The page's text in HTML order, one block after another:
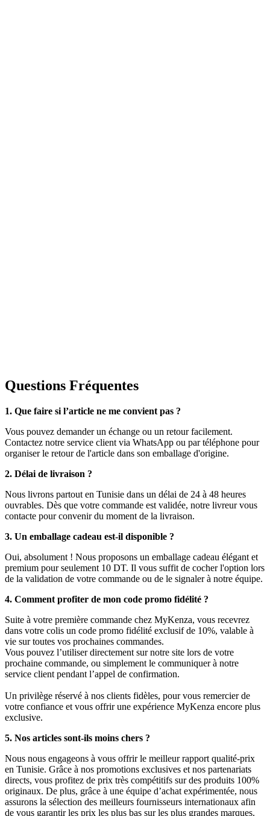
Questions Fréquentes
1. Que faire si l’article ne me convient pas ?
Vous pouvez demander un échange ou un retour facilement.
Contactez notre service client via WhatsApp ou par téléphone pour
organiser le retour de l'article dans son emballage d'origine.
2. Délai de livraison ?
Nous livrons partout en Tunisie dans un délai de 24 à 48 heures
ouvrables. Dès que votre commande est validée, notre livreur vous
contacte pour convenir du moment de la livraison.
3. Un emballage cadeau est-il disponible ?
Oui, absolument ! Nous proposons un emballage cadeau élégant et
premium pour seulement 10 DT. Il vous suffit de cocher l'option lors
de la validation de votre commande ou de le signaler à notre équipe.
4. Comment profiter de mon code promo fidélité ?
Suite à votre première commande chez MyKenza, vous recevrez
dans votre colis un code promo fidélité exclusif de 10%, valable à
vie sur toutes vos prochaines commandes.
Vous pouvez l’utiliser directement sur notre site lors de votre
prochaine commande, ou simplement le communiquer à notre
service client pendant l’appel de confirmation.
Un privilège réservé à nos clients fidèles, pour vous remercier de
votre confiance et vous offrir une expérience MyKenza encore plus
exclusive.
5. Nos articles sont-ils moins chers ?
Nous nous engageons à vous offrir le meilleur rapport qualité-prix
en Tunisie. Grâce à nos promotions exclusives et nos partenariats
directs, vous profitez de prix très compétitifs sur des produits 100%
originaux. De plus, grâce à une équipe d’achat expérimentée, nous
assurons la sélection des meilleurs fournisseurs internationaux afin
de vous garantir les prix les plus bas sur les plus grandes marques.